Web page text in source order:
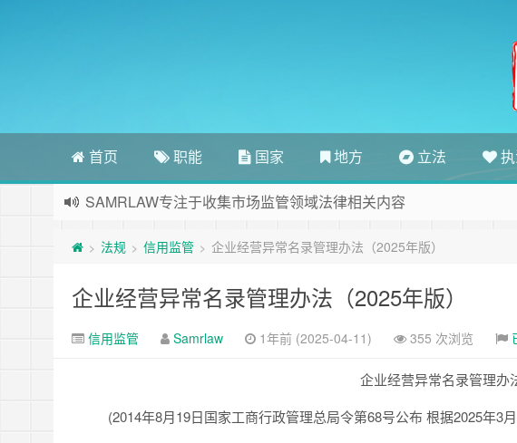
首页 职能 国家 地方 立法
SAMRLAW专注于收集市场监管领域法律相关内容
> 法规 > 信用监管 > 企业经营异常名录管理办法（2025年版）
企业经营异常名录管理办法（2025年版）
信用监管 Samrlaw 1年前 (2025-04-11) 355 次浏览
企业经营异常名录管理办
(2014年8月19日国家工商行政管理总局令第68号公布 根据2025年3